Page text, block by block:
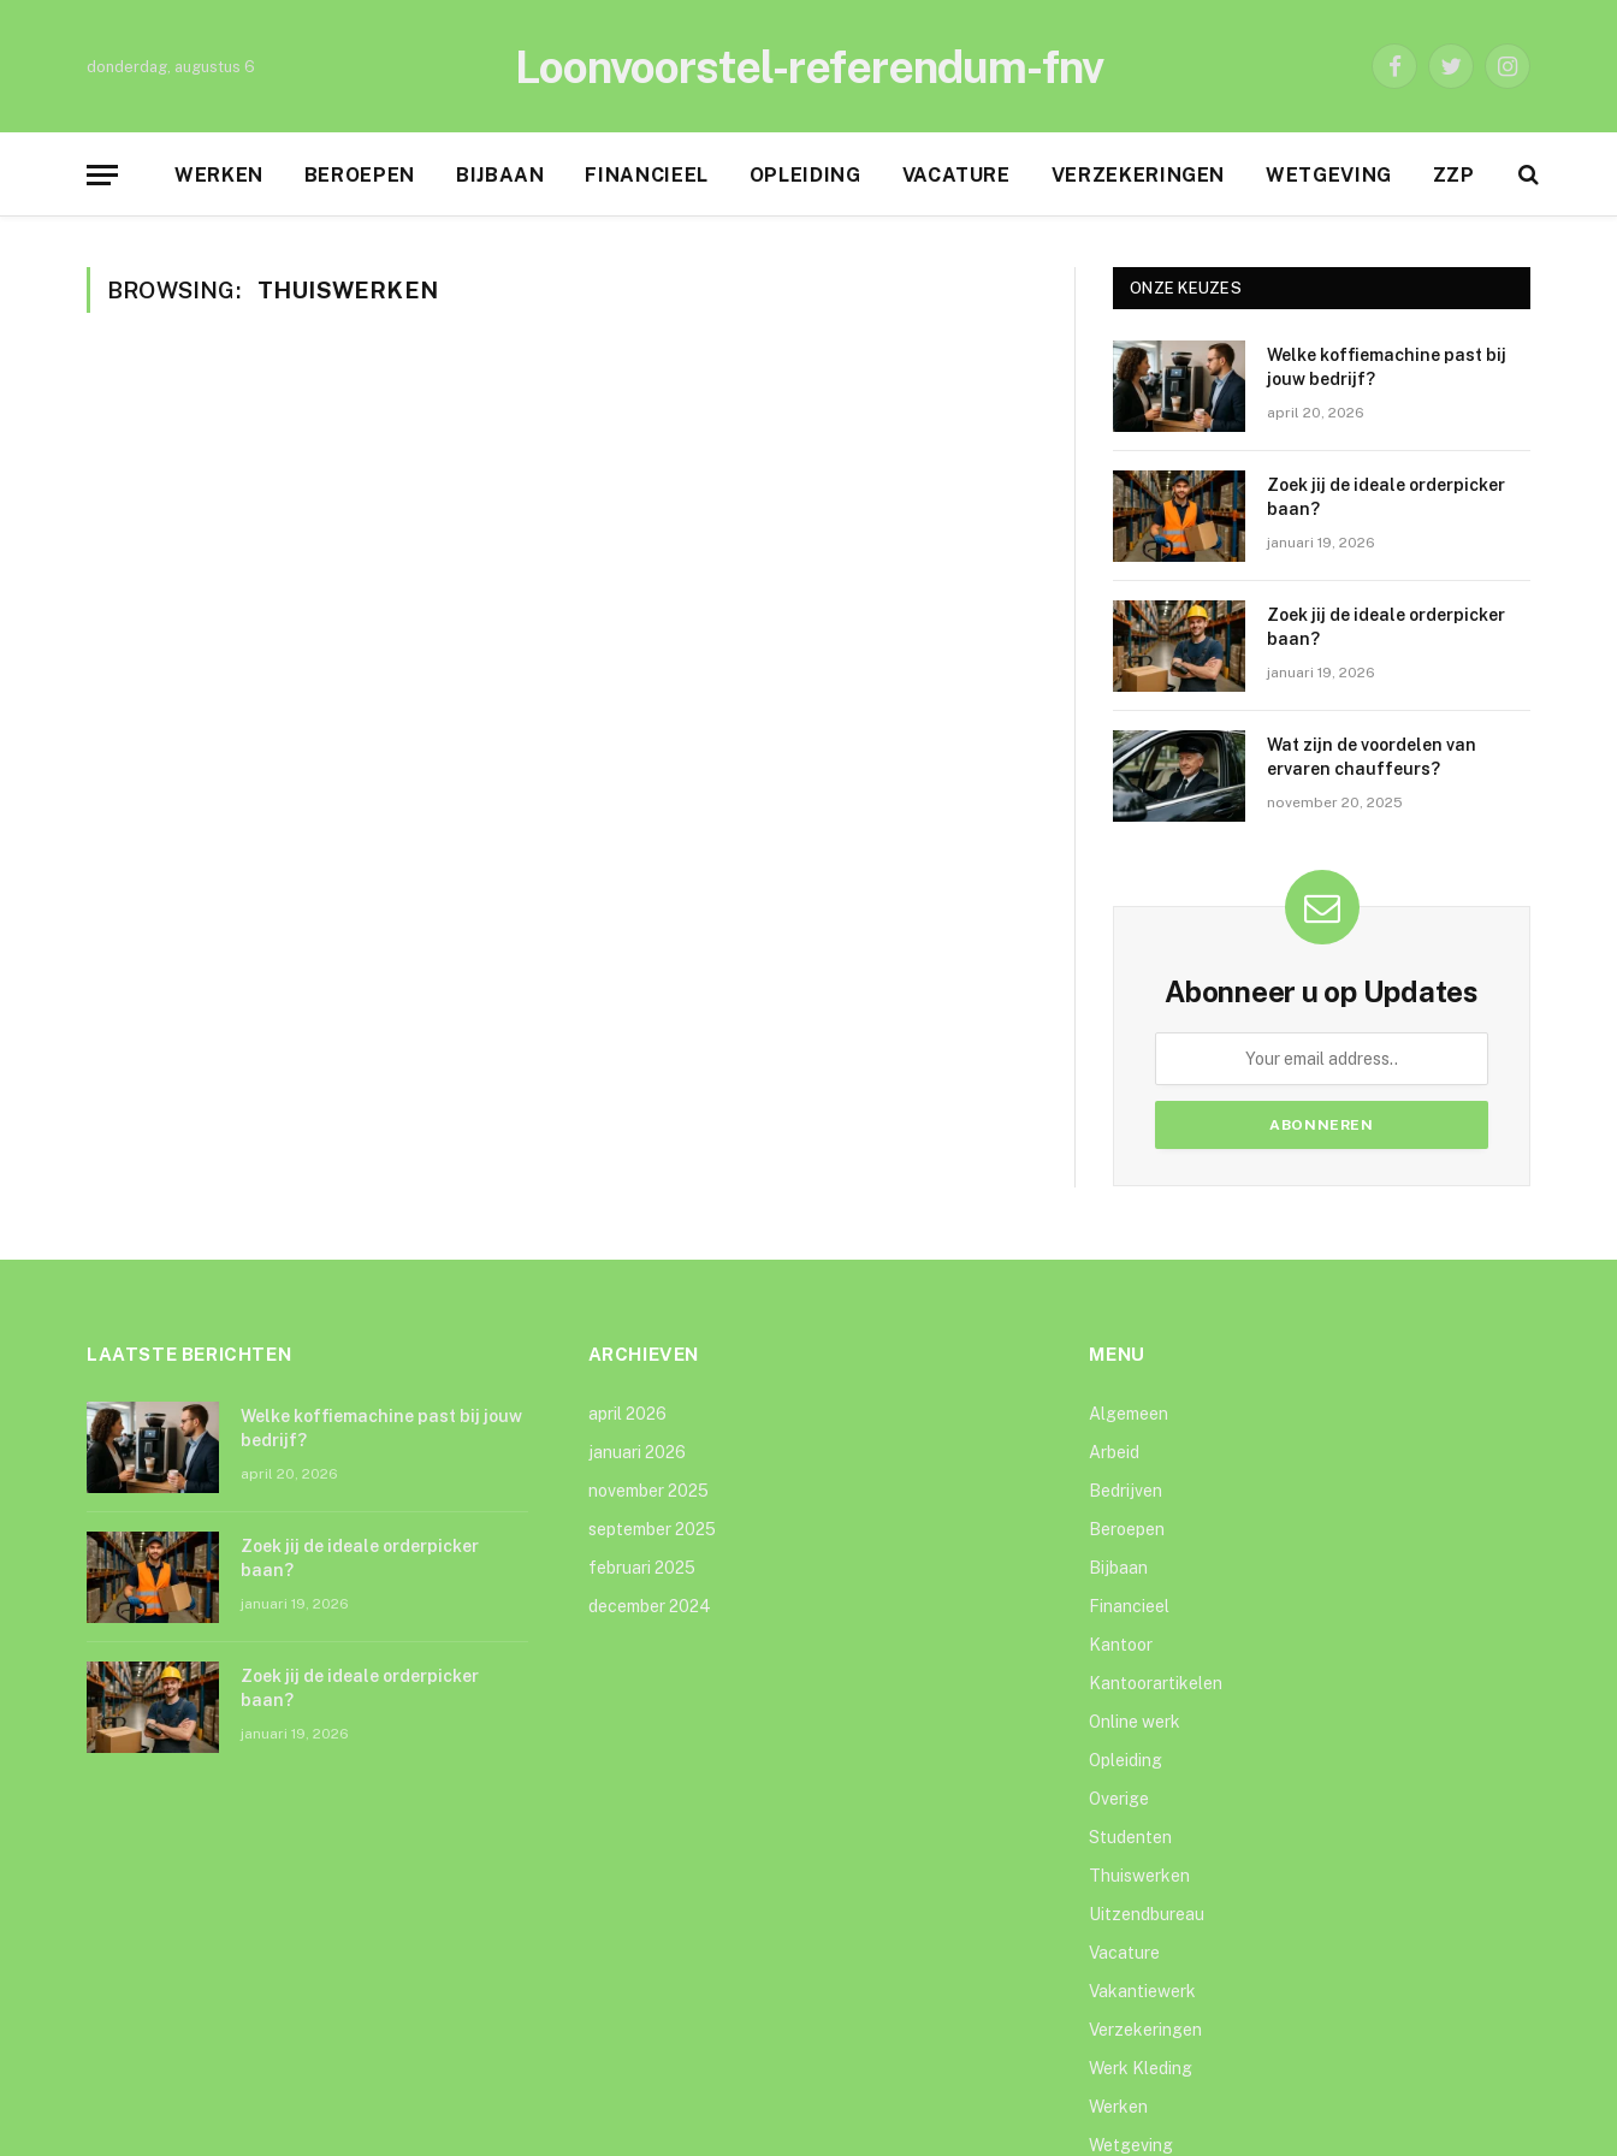
donderdag, augustus 6 Loonvoorstel-referendum-fnv FacebookTwitterInstagram
WERKEN BEROEPEN BIJBAAN FINANCIEEL OPLEIDING VACATURE VERZEKERINGEN WETGEVING ZZP
BROWSING: THUISWERKEN ONZE KEUZES
Welke koffiemachine past bij
jouw bedrijf?
april 20, 2026
Zoek jij de ideale orderpicker
baan?
januari 19, 2026
Zoek jij de ideale orderpicker
baan?
januari 19, 2026
Wat zijn de voordelen van
ervaren chauffeurs?
november 20, 2025
Abonneer u op Updates
LAATSTE BERICHTEN
Welke koffiemachine past bij jouw
bedrijf?
april 20, 2026
Zoek jij de ideale orderpicker
baan?
januari 19, 2026
Zoek jij de ideale orderpicker
baan?
januari 19, 2026
ARCHIEVEN
april 2026
januari 2026
november 2025
september 2025
februari 2025
december 2024
MENU
Algemeen
Arbeid
Bedrijven
Beroepen
Bijbaan
Financieel
Kantoor
Kantoorartikelen
Online werk
Opleiding
Overige
Studenten
Thuiswerken
Uitzendbureau
Vacature
Vakantiewerk
Verzekeringen
Werk Kleding
Werken
Wetgeving